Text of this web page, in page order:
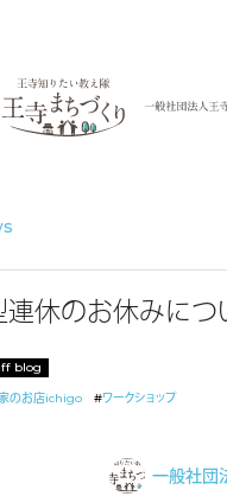
連休のお休みにつ
blog
家のお店ichigo #ワークショップ
一般社団